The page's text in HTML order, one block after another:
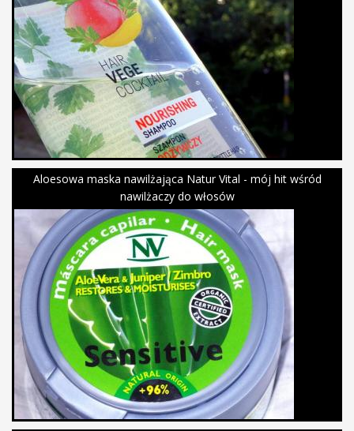
Aloesowa maska nawilżająca Natur Vital - mój hit wśród
nawilżaczy do włosów